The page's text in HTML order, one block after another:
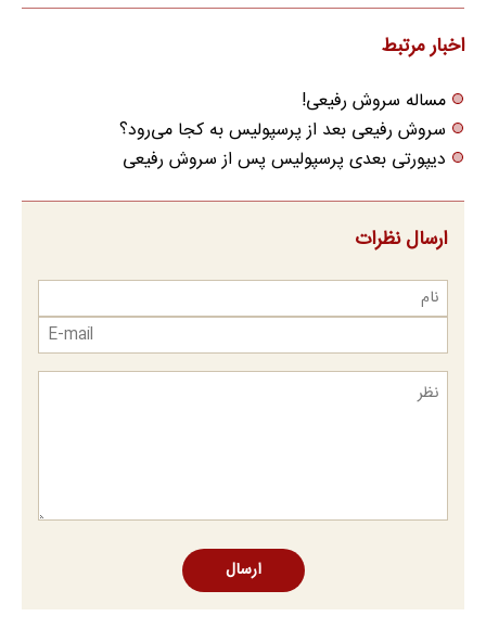
(پرسش نامه)
مراجعه حضوری
اخبار مرتبط
مساله سروش رفیعی!
سروش رفیعی بعد از پرسپولیس به کجا می‌رود؟
دیپورتی بعدی پرسپولیس پس از سروش رفیعی
ارسال نظرات
ارسال